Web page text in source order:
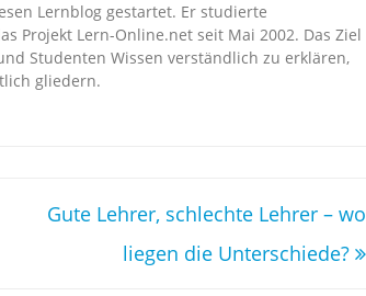
Lernblog gestartet. Er studierte
Projekt Lern-Online.net seit Mai 2002. Das Ziel
Studenten Wissen verständlich zu erklären,
gliedern.
Gute Lehrer, schlechte Lehrer – wo
liegen die Unterschiede?